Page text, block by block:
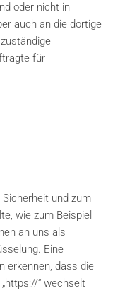
oder nicht in
auch an die dortige
für
und zum
wie zum Beispiel
an uns als
Eine
erkennen, dass die
“ wechselt